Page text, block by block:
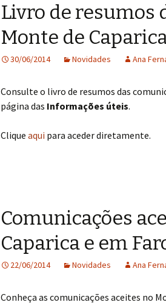
Livro de resumos
Monte de
30/06/2014 Novidades Ana
Consulte o livro de resumos das
página das Informações úteis.
Clique aqui para aceder diretamente.
Comunicações
Caparica e em
22/06/2014 Novidades Ana
Conheça as comunicações aceites no